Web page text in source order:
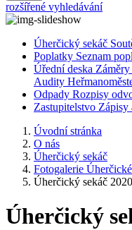
rozšířené vyhledávání
Úherčický sekáč
Poplatky Seznam
Úřední deska Záměry
Audity
Odpady Rozpisy
Zastupitelstvo Zápisy
Úvodní stránka
O nás
Úherčický sekáč
Fotogalerie
Úherčický sekáč 2020
Úherčický